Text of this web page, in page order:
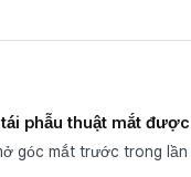
phẫu thuật mắt được
góc mắt trước trong